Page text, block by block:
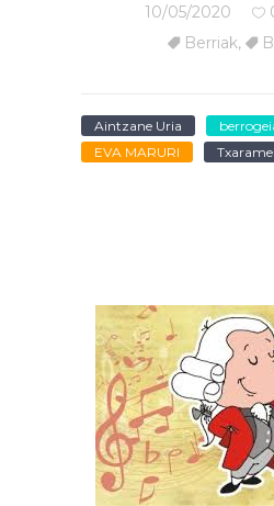
10/05/2020
Berriak,
Aintzane Uria
EVA MARURI